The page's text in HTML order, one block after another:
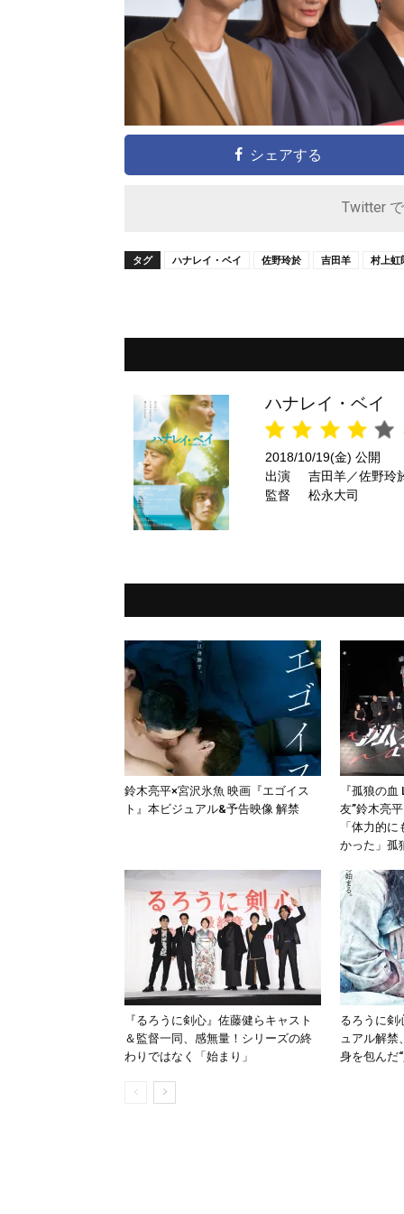
シェアする
Twitter
タグ ハナレイ・ベイ 佐野玲於 吉田羊 村上虹
ハナレイ・ベイ
2018/10/19(金) 公開
出演
吉田羊／佐野玲
監督
松永大司
鈴木亮平×宮沢氷魚 映画『エゴイス
ト』本ビジュアル&予告映像 解禁
『孤狼の
友”鈴木亮
「体力的
かった」孤
『るろうに剣心』佐藤健らキャスト
＆監督一同、感無量！シリーズの終
わりではなく「始まり」
るろうに剣
ュアル解禁
身を包んだ